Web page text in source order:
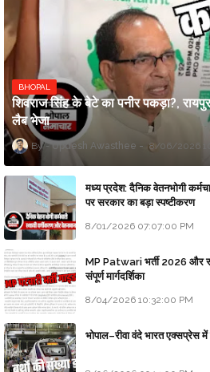
BHOPAL
शिवराज सिंह के बेटे का पनीर पकड़ा?,
लैब भेजा
Updesh Awasthee 8/06/2026
मध्य प्रदेश: दैनिक वेतनभोगी
पर सरकार का बड़ा स्पष्टीकरण
8/01/2026 07:07:00 PM
MP Patwari भर्ती 2026 और
संपूर्ण मार्गदर्शिका
8/04/2026 10:32:00 PM
भोपाल–रीवा वंदे भारत एक्सप्रेस